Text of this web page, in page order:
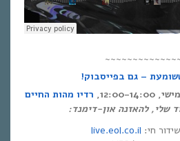
– גם בפייסבוק!
14:00,
רדיו מהות החיים
שלי, להאזנה און-דימנד:
חי: live.eol.co.il